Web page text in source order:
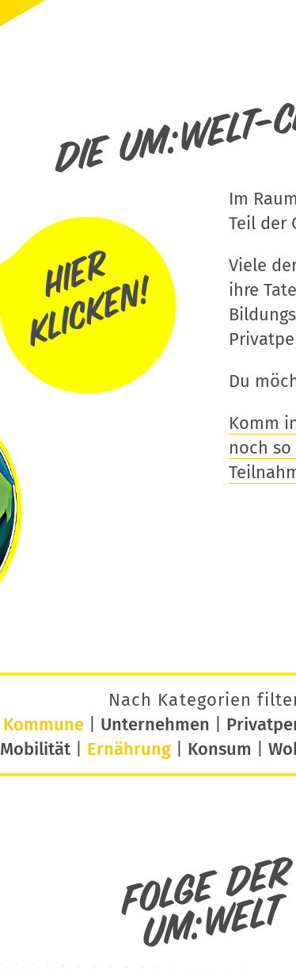
Die um:welt-
Im
Teil der
Viele
ihre
Du
Komm
noch
Nach Kategorien
Kommune| Unternehmen
Mobilität Ernährung Konsum
Folge der
um:welt